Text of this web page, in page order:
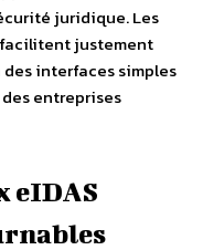
juridique. Les
facilitent justement
interfaces simples
entreprises
eIDAS